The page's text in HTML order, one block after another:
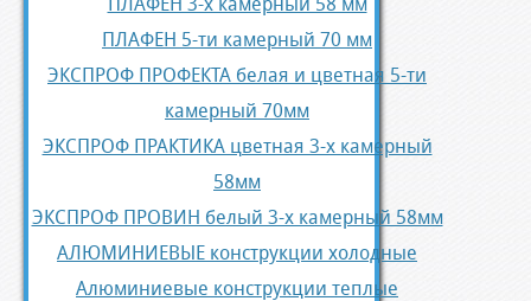
ПЛАФЕН 5-ти камерный 70 мм
ЭКСПРОФ ПРОФЕКТА белая и цветная 5-ти
камерный 70мм
ЭКСПРОФ ПРАКТИКА цветная 3-х камерный
58мм
ЭКСПРОФ ПРОВИН белый 3-х камерный 58мм
АЛЮМИНИЕВЫЕ конструкции холодные
Алюминиевые конструкции теплые